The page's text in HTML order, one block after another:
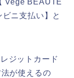
Vege BEAUTÉ
ニ支払い】と
ジットカード
が使えるの